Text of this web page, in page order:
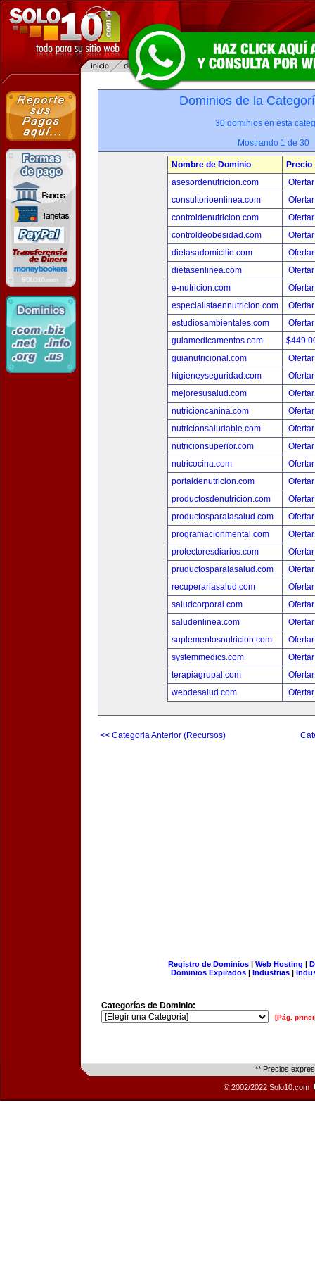
Dominios de la
30 dominios en esta
Mostrando 1 de 30
Nombre de Dominio
Precio
asesordenutricion.com
consultorioenlinea.com
controldenutricion.com
controldeobesidad.com
dietasadomicilio.com
dietasenlinea.com
e-nutricion.com
especialistaennutricion.com
estudiosambientales.com
guiamedicamentos.com
guianutricional.com
higieneyseguridad.com
mejoresusalud.com
nutricioncanina.com
nutricionsaludable.com
nutricionsuperior.com
nutricocina.com
portaldenutricion.com
productosdenutricion.com
productosparalasalud.com
programacionmental.com
protectoresdiarios.com
pruductosparalasalud.com
recuperarlasalud.com
saludcorporal.com
saludenlinea.com
suplementosnutricion.com
systemmedics.com
terapiagrupal.com
webdesalud.com
<< Categoria Anterior (Recursos)
Registro de Dominios| Web Hosting |
Dominios Expirados | Industrias |
Categorías de Dominio:
[Pág.
** Precios
© 2002/2022 Solo10.com